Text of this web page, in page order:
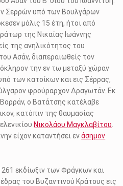
Σερρών υπό των Βουλγάρων
μόλις 15 έτη, ήτοι από
της Νικαίας Ιωάννης
της ανηλικότητος του
Ασάν, διαπεραιωθείς τον
την εν τω μεταξύ χώραν
των κατοίκων και εις Σέρρας,
φρούραρχον Δραγωτάν. Εκ
ο Βατάτσης κατέλαβε
κατόπιν της θαυμασίας
Νικολάου Μαγκλαβίτου
είχον καταντήσει ενάσημον
εκδίωξιν των Φράγκων και
του Βυζαντινού Κράτους εις